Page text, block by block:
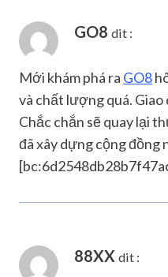
GO8 dit :
Mới khám phá ra GO8
và chất lượng quá. Giao
Chắc chắn sẽ quay lại
đã xây dựng cộng đồng
88XX dit :